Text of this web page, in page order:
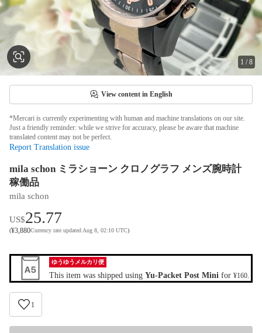
1 /8
View content in English
*Mercari is currently experimenting with human and machine translations on our site.
Just a friendly reminder: while we strive for accuracy, please be aware that machine
translated content may not be perfect.
Report Translation issue
mila schon ミラショーン クロノグラフ メンズ腕時計
稼働品
mila schon
US$25.77
(¥3,880Currency rate updated Aug 8, 02:10 UTC)
ゆうゆうメルカリ便
This item was shipped using Yu-Packet Post Mini for ¥160
1